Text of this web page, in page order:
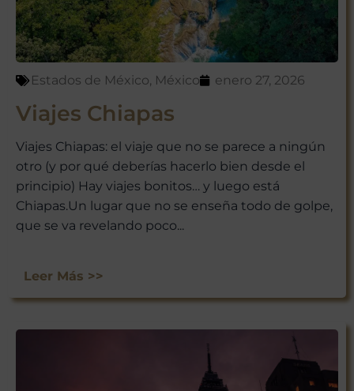
Estados de México, México enero 27, 2026
Viajes Chiapas
Viajes Chiapas: el viaje que no se parece a ningún
otro (y por qué deberías hacerlo bien desde el
principio) Hay viajes bonitos… y luego está
Chiapas.Un lugar que no se enseña todo de golpe,
que se va revelando poco...
Leer Más >>